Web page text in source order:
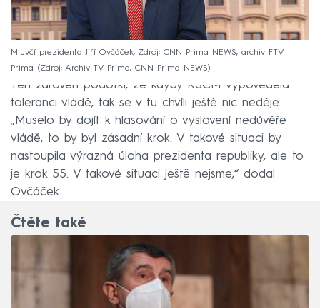
Mluvčí prezidenta Jiří Ovčáček, Zdroj: CNN Prima NEWS, archiv FTV
Prima
Zdroj: Archiv TV Prima, CNN Prima NEWS
Ten zároveň podotkl, že kdyby KSČM vypověděla
toleranci vládě, tak se v tu chvíli ještě nic neděje.
„Muselo by dojít k hlasování o vyslovení nedůvěře
vládě, to by byl zásadní krok. V takové situaci by
nastoupila výrazná úloha prezidenta republiky, ale to
je krok 55. V takové situaci ještě nejsme,“ dodal
Ovčáček.
Čtěte také